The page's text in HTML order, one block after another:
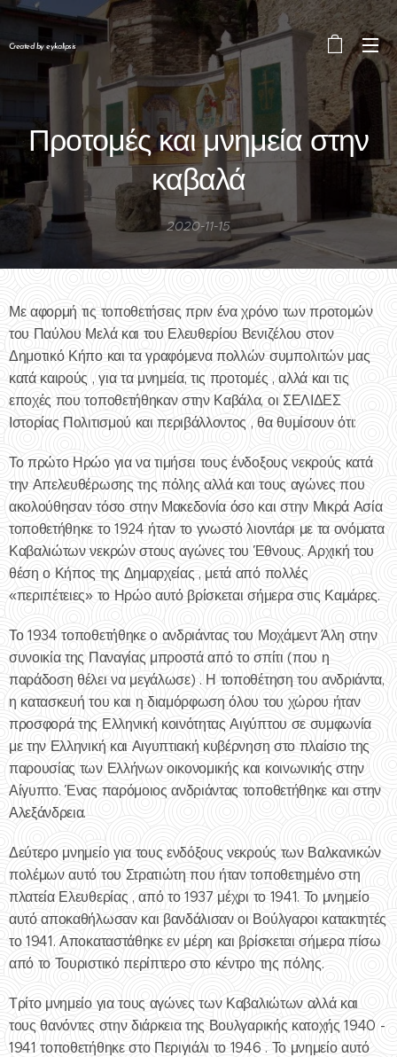
Created by eykalipsis
Προτομές και μνημεία στην
καβαλά
2020-11-15
Με αφορμή τις τοποθετήσεις πριν ένα χρόνο των προτομών
του Παύλου Μελά και του Ελευθερίου Βενιζέλου στον
Δημοτικό Κήπο και τα γραφόμενα πολλών συμπολιτών μας
κατά καιρούς , για τα μνημεία, τις προτομές , αλλά και τις
εποχές που τοποθετήθηκαν στην Καβάλα, οι ΣΕΛΙΔΕΣ
Ιστορίας Πολιτισμού και περιβάλλοντος , θα θυμίσουν ότι:
Το πρώτο Ηρώο για να τιμήσει τους ένδοξους νεκρούς κατά
την Απελευθέρωσης της πόλης αλλά και τους αγώνες που
ακολούθησαν τόσο στην Μακεδονία όσο και στην Μικρά Ασία
τοποθετήθηκε το 1924 ήταν το γνωστό λιοντάρι με τα ονόματα
Καβαλιώτων νεκρών στους αγώνες του Έθνους. Αρχική του
θέση ο Κήπος της Δημαρχείας , μετά από πολλές
«περιπέτειες» το Ηρώο αυτό βρίσκεται σήμερα στις Καμάρες.
Το 1934 τοποθετήθηκε ο ανδριάντας του Μοχάμεντ Άλη στην
συνοικία της Παναγίας μπροστά από το σπίτι (που η
παράδοση θέλει να μεγάλωσε) . Η τοποθέτηση του ανδριάντα,
η κατασκευή του και η διαμόρφωση όλου του χώρου ήταν
προσφορά της Ελληνική κοινότητας Αιγύπτου σε συμφωνία
με την Ελληνική και Αιγυπτιακή κυβέρνηση στο πλαίσιο της
παρουσίας των Ελλήνων οικονομικής και κοινωνικής στην
Αίγυπτο. Ένας παρόμοιος ανδριάντας τοποθετήθηκε και στην
Αλεξάνδρεια.
Δεύτερο μνημείο για τους ενδόξους νεκρούς των Βαλκανικών
πολέμων αυτό του Στρατιώτη που ήταν τοποθετημένο στη
πλατεία Ελευθερίας , από το 1937 μέχρι το 1941. Το μνημείο
αυτό αποκαθήλωσαν και βανδάλισαν οι Βούλγαροι κατακτητές
το 1941. Αποκαταστάθηκε εν μέρη και βρίσκεται σήμερα πίσω
από το Τουριστικό περίπτερο στο κέντρο της πόλης.
Τρίτο μνημείο για τους αγώνες των Καβαλιώτων αλλά και
τους θανόντες στην διάρκεια της Βουλγαρικής κατοχής 1940 -
1941 τοποθετήθηκε στο Περιγιάλι το 1946 . Το μνημείο αυτό